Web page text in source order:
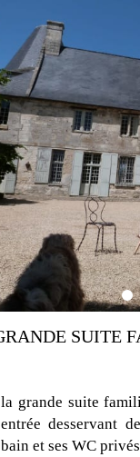
SUITE
la grande suite
entrée desservant
bain et ses WC